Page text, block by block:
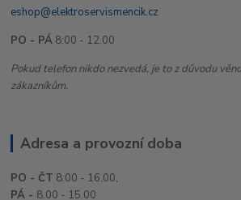
eshop@elektroservismencik.cz
PO - PÁ 8:00 - 12.00
Pokud telefon nikdo nezvedá, je to z důvodu
zákazníkům.
Adresa a provozní doba
PO - ČT 8:00 - 16.00,
PÁ - 8.00 - 15.00